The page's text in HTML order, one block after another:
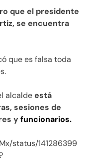
que el presidente
se encuentra
que es falsa toda
alcaldeestá
sesiones de
yfuncionarios.
status/141286399